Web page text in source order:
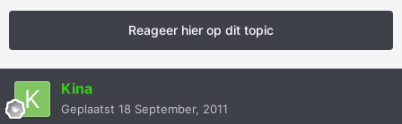
Reageer hier op dit topic
Kina
Geplaatst 18 September, 2011